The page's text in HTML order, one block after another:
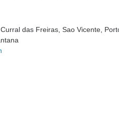
, Curral das Freiras , Sao Vicente ,